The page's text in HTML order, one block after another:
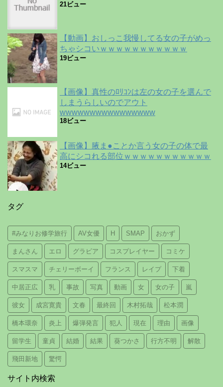
21ビュー
【動画】おしっこ我慢してる女の子がめっ
ちゃシコいｗｗｗｗｗｗｗｗｗｗｗ
19ビュー
【画像】真性のﾛﾘｺﾝは左の女の子を選んで
しまうらしいのでアウト
wwwwwwwwwwwwwwww
18ビュー
【画像】腋ま●ことか言う女の子の体で最
高にシコれる部位ｗｗｗｗｗｗｗｗｗｗｗ
14ビュー
タグ
#みなりお修学旅行 AV女優 H SMAP おかず
まんさん エロ グラビア コスプレイヤー コミケ
スマスマ チェリーボーイ フランス レイプ 下着
中居正広 乳 事故 写真 動画 女 女の子 嵐
彼女 成宮寛貴 文春 最終回 木村拓哉 松本潤
橋本環奈 炎上 爆弾発言 犯人 現在 理由 画像
留学生 童貞 結婚 結果 葵つかさ 行方不明 解散
飛田新地 驚愕
サイト内検索